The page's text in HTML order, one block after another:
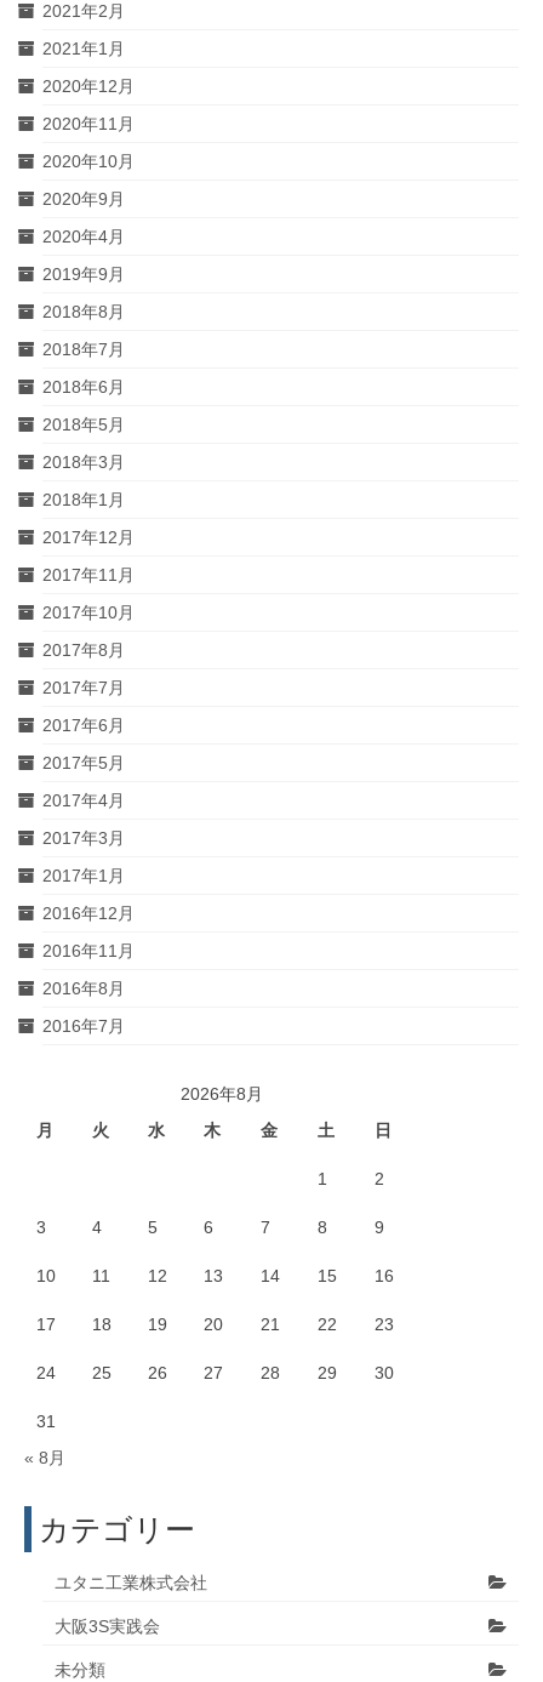
2021年2月
2021年1月
2020年12月
2020年11月
2020年10月
2020年9月
2020年4月
2019年9月
2018年8月
2018年7月
2018年6月
2018年5月
2018年3月
2018年1月
2017年12月
2017年11月
2017年10月
2017年8月
2017年7月
2017年6月
2017年5月
2017年4月
2017年3月
2017年1月
2016年12月
2016年11月
2016年8月
2016年7月
2026年8月
月
火 水 木 金 土 日
1 2
3 4 5 6 7 8 9
10 11 12 13 14 15 16
17 18 19 20 21 22 23
24 25 26 27 28 29 30
31
« 8月
カテゴリー
ユタニ工業株式会社
大阪3S実践会
未分類